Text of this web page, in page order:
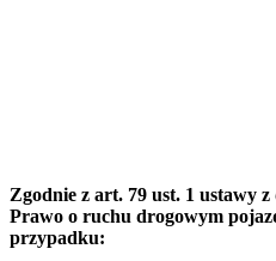
Zgodnie z art. 79 ust. 1 ustawy
Prawo o ruchu drogowym
przypadku: